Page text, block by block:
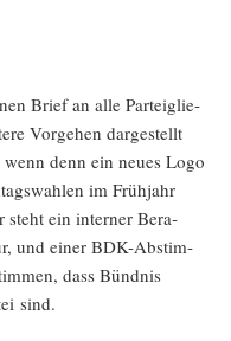
Brief an alle Par­tei­glie­
Vor­ge­hen dar­ge­stellt
denn ein neu­es Logo
im Früh­jahr
steht ein inter­ner Bera­
und einer BDK-Abstim­
dass Bünd­nis
sind.